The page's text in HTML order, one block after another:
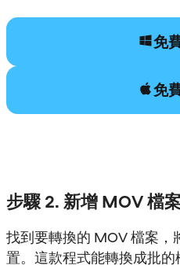
免
免
步驟 2. 新增 MOV 檔
找到要轉換的 MOV 檔案，
置。這款程式能轉換成批